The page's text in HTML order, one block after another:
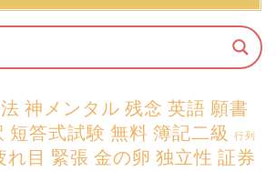
神メンタル 残念 英語 願書
短答式試験 無料 簿記二級 行列
れ目 緊張 金の卵 独立性 証券